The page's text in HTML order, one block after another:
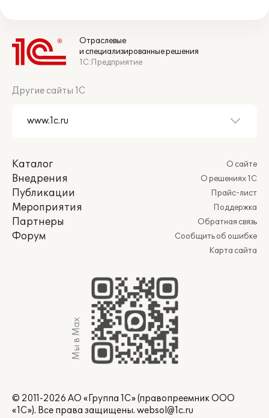
Отраслевые
и специализированные решения
1С:Предприятие
Другие сайты 1С
Каталог
Внедрения
Публикации
Мероприятия
Партнеры
Форум
О сайте
О решениях 1С
Прайс-лист
Поддержка
Обратная связь
Сообщить об ошибке
Карта сайта
Мы в Max
© 2011-2026 АО «Группа 1С» (правопреемник ООО
«1С»). Все права защищены. websol@1c.ru